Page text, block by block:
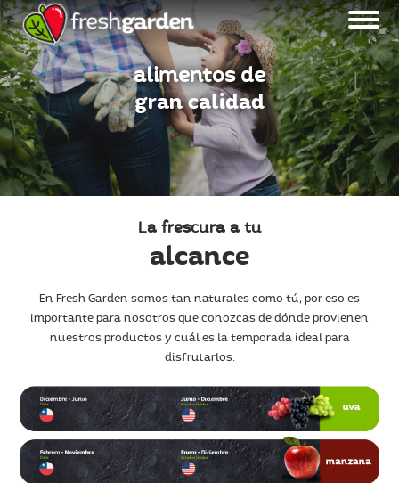
alimentos de
gran calidad
La frescura a tu
alcance
En Fresh Garden somos tan naturales como tú, por eso es
importante para nosotros que conozcas de dónde provienen
nuestros productos y cuál es la temporada ideal para
disfrutarlos.